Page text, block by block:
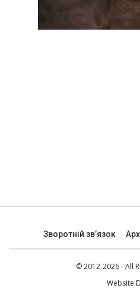
Зворотній зв’язок
© 2012-2026 - All
Website